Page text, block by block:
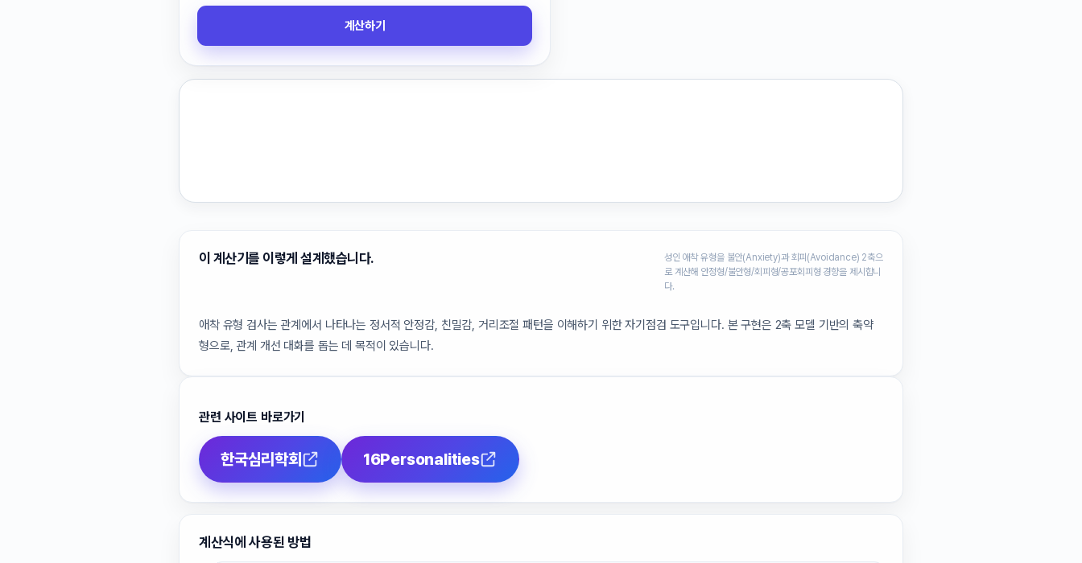
계산하기
이 계산기를 이렇게 설계했습니다.
성인 애착 유형을 불안(Anxiety)과 회피(Avoidance) 2축으
로 계산해 안정형/불안형/회피형/공포회피형 경향을 제시합니
다.
애착 유형 검사는 관계에서 나타나는 정서적 안정감, 친밀감, 거리조절 패턴을 이해하기 위한 자기점검 도구입니다. 본 구현은 2축 모델 기반의 축약
형으로, 관계 개선 대화를 돕는 데 목적이 있습니다.
관련 사이트 바로가기
한국심리학회 16Personalities
계산식에 사용된 방법